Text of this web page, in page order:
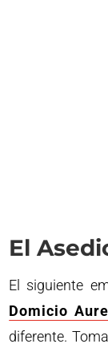
El
El siguiente
Domicio
diferente.